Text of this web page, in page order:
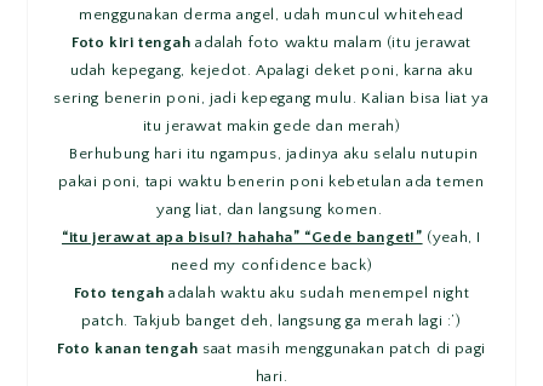
menggunakan derma angel, udah muncul whitehead
Foto kiri tengah adalah foto waktu malam (itu jerawat
udah kepegang, kejedot. Apalagi deket poni, karna aku
sering benerin poni, jadi kepegang mulu. Kalian bisa liat ya
itu jerawat makin gede dan merah)
Berhubung hari itu ngampus, jadinya aku selalu nutupin
pakai poni, tapi waktu benerin poni kebetulan ada temen
yang liat, dan langsung komen.
“itu jerawat apa bisul? hahaha” “Gede banget!” (yeah, I
need my confidence back)
Foto tengah adalah waktu aku sudah menempel night
patch. Takjub banget deh, langsung ga merah lagi :’)
Foto kanan tengah saat masih menggunakan patch di pagi
hari.